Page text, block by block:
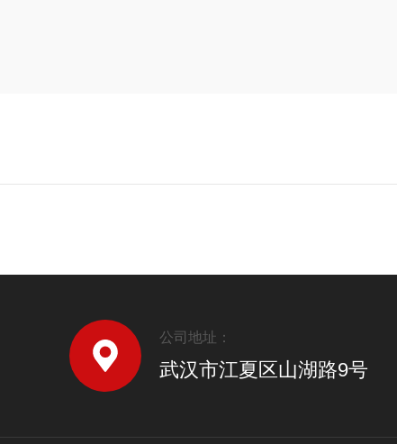
公司地址：
武汉市江夏区山湖路9号